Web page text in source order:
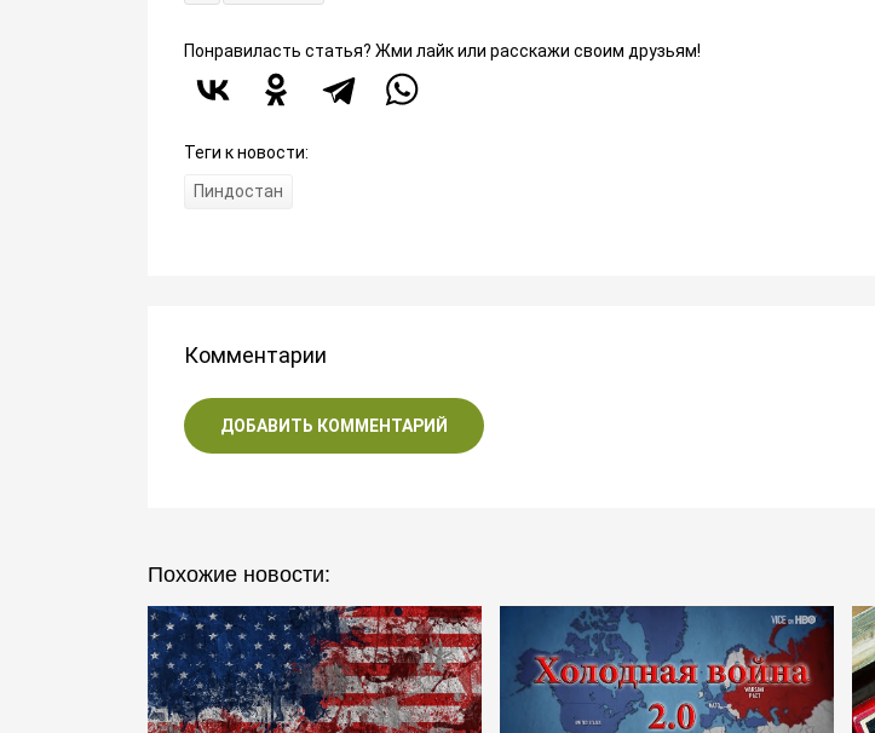
Понравиласть статья? Жми лайк или расскажи своим друзьям!
Теги к новости:
Пиндостан
Комментарии
ДОБАВИТЬ КОММЕНТАРИЙ
Похожие новости: